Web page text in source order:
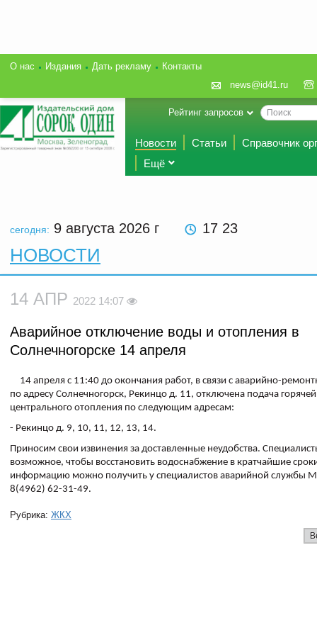
О нас Издания Дать рекламу
Контакты
news@id41.ru
Рейтинг запросов
Новости Статьи
Справочник
Ещё
сегодня: 9 августа 2026 г 17 23
НОВОСТИ
14 АПР 2022 14:07
Аварийное отключение воды и отопления в
Солнечногорске 14 апреля
14 апреля с 11:40 до окончания работ, в связи с аварийно-
по адресу Солнечногорск, Рекинцо д. 11, отключена подача
центрального отопления по следующим адресам:
- Рекинцо д. 9, 10, 11, 12, 13, 14.
Приносим свои извинения за доставленные неудобства.
возможное, чтобы восстановить водоснабжение в кратчайшие
информацию можно получить у специалистов аварийной службы
8(4962) 62-31-49.
Рубрика: ЖКХ